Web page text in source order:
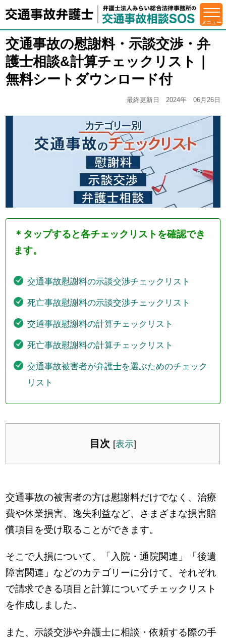
交通事故の慰謝料・示談交渉・弁
護士相談&計算チェックリスト｜
無料シートダウンロード付
最終更新日 2024年 06月26日
＊タップすると各チェックリストを確認でき
ます。
交通事故慰謝料の示談交渉チェックリスト
死亡事故慰謝料の示談交渉チェックリスト
交通事故慰謝料の計算チェックリスト
死亡事故慰謝料の計算チェックリスト
交通事故被害者が弁護士を選ぶためのチェック
リスト
目次 [表示]
交通事故の被害者の方は慰謝料だけでなく、治療
費や休業損害、逸失利益など、さまざまな損害賠
償項目を受け取ることができます。
そこで人損について、「入院・通院関連」「後遺
障害関連」などのカテゴリーに分けて、それぞれ
で請求できる項目と計算についてチェックリスト
を作成しました。
また、示談交渉や弁護士に相談・依頼する際の手